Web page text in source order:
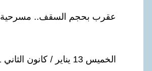
عقرب بحجم السقف.. مسرحية
الخميس 13 يناير / كانون الثاني 2011 - 11:51:03